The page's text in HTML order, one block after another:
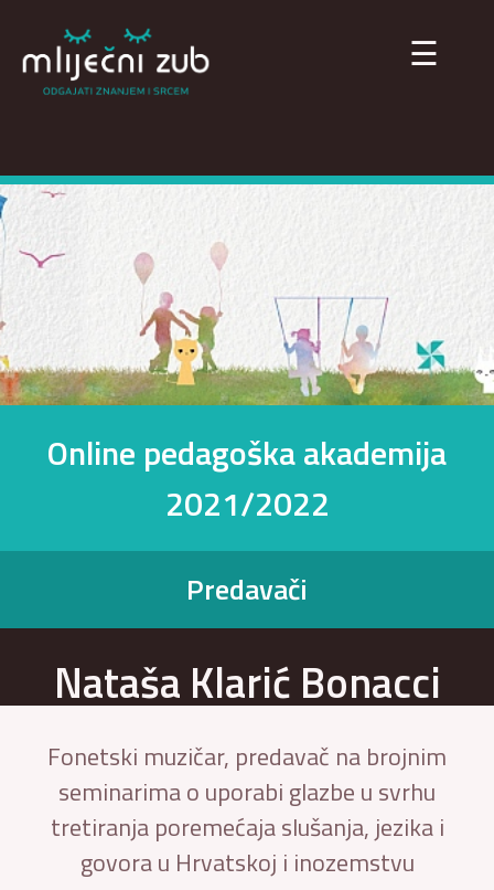
×
☰
Online pedagoška akademija
2021/2022
Predavači
Nataša Klarić Bonacci
Fonetski muzičar, predavač na brojnim
seminarima o uporabi glazbe u svrhu
tretiranja poremećaja slušanja, jezika i
govora u Hrvatskoj i inozemstvu